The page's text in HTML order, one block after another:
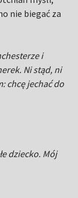
nie biegać za
i
Ni stąd, ni
chcę jechać do
dziecko. Mój